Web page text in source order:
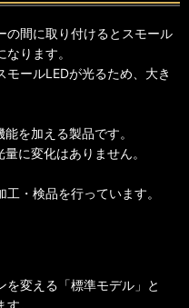
の間に取り付けるとスモール
ります。
ールLEDが光るため、大き
を加える製品です。
に変化はありません。
・検品を行っています。
変える「標準モデル」と
。